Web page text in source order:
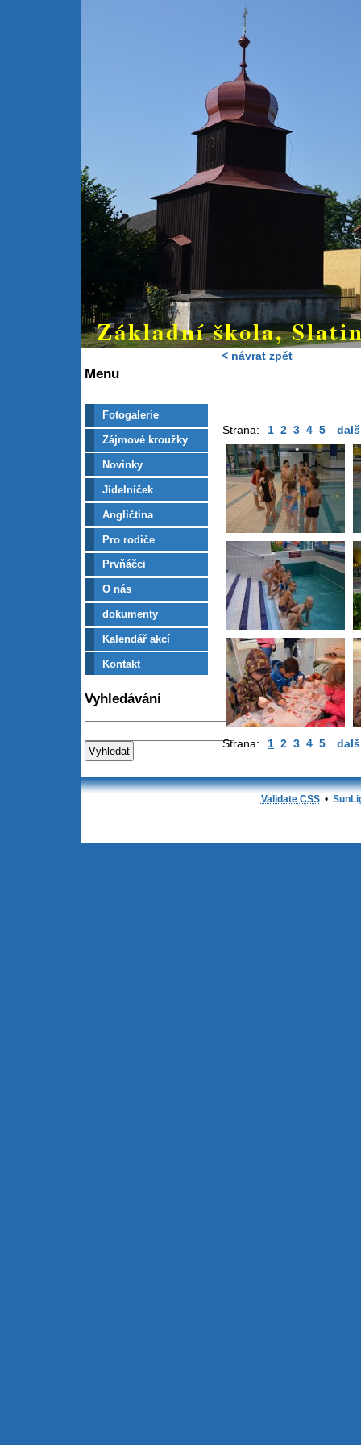
Základní škola,
Menu
Fotogalerie
Zájmové kroužky
Novinky
Jídelníček
Angličtina
Pro rodiče
Prvňáčci
O nás
dokumenty
Kalendář akcí
Kontakt
Vyhledávání
< návrat zpět
Strana: 1 2 3 4 5
Strana: 1 2 3 4 5
Validate CSS•